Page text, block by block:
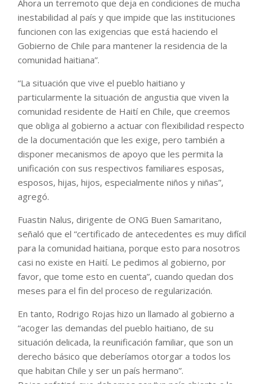
Ahora un terremoto que deja en condiciones de mucha
inestabilidad al país y que impide que las instituciones
funcionen con las exigencias que está haciendo el
Gobierno de Chile para mantener la residencia de la
comunidad haitiana”.
“La situación que vive el pueblo haitiano y
particularmente la situación de angustia que viven la
comunidad residente de Haití en Chile, que creemos
que obliga al gobierno a actuar con flexibilidad respecto
de la documentación que les exige, pero también a
disponer mecanismos de apoyo que les permita la
unificación con sus respectivos familiares esposas,
esposos, hijas, hijos, especialmente niños y niñas”,
agregó.
Fuastin Nalus, dirigente de ONG Buen Samaritano,
señaló que el “certificado de antecedentes es muy difícil
para la comunidad haitiana, porque esto para nosotros
casi no existe en Haití. Le pedimos al gobierno, por
favor, que tome esto en cuenta”, cuando quedan dos
meses para el fin del proceso de regularización.
En tanto, Rodrigo Rojas hizo un llamado al gobierno a
“acoger las demandas del pueblo haitiano, de su
situación delicada, la reunificación familiar, que son un
derecho básico que deberíamos otorgar a todos los
que habitan Chile y ser un país hermano”.